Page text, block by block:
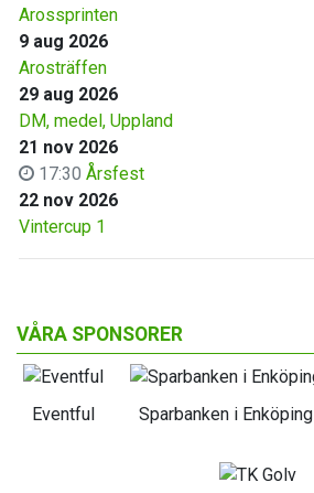
Arossprinten
9 aug 2026
Arosträffen
29 aug 2026
DM, medel, Uppland
21 nov 2026
17:30 Årsfest
22 nov 2026
Vintercup 1
VÅRA SPONSORER
Eventful Sparbanken i Enköping